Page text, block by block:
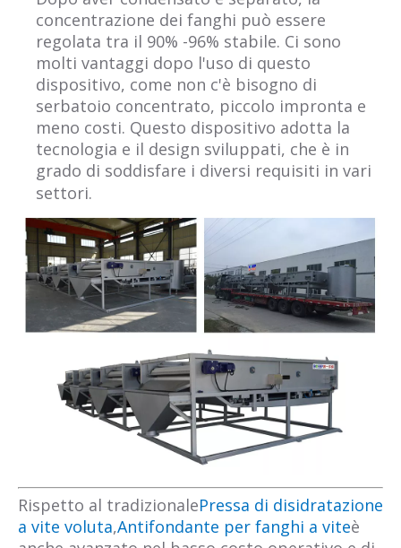
concentrazione dei fanghi può essere
regolata tra il 90% -96% stabile. Ci sono
molti vantaggi dopo l'uso di questo
dispositivo, come non c'è bisogno di
serbatoio concentrato, piccolo impronta e
meno costi. Questo dispositivo adotta la
tecnologia e il design sviluppati, che è in
grado di soddisfare i diversi requisiti in vari
settori.
Rispetto al tradizionalePressa di disidratazione
a vite voluta,Antifondante per fanghi a viteè